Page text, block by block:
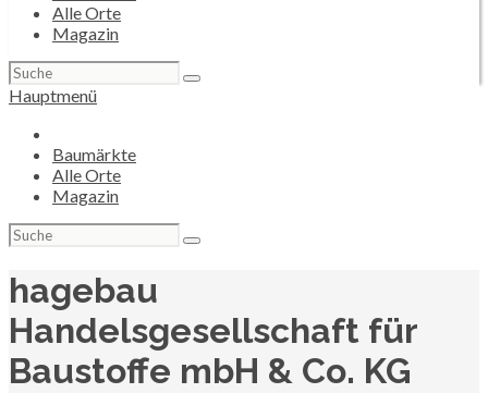
Alle Orte
Magazin
Suchen
nach:
Hauptmenü
Baumärkte
Alle Orte
Magazin
Suchen
nach:
hagebau
Handelsgesellschaft für
Baustoffe mbH & Co. KG